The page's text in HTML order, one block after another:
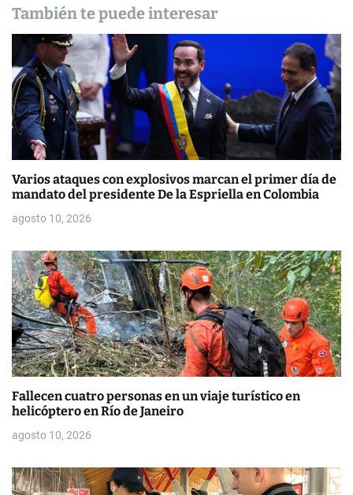
d
e
n
t
r
a
d
a
s
También te puede interesar
Varios ataques con explosivos marcan el primer día de
mandato del presidente De la Espriella en Colombia
agosto 10, 2026
Fallecen cuatro personas en un viaje turístico en
helicóptero en Río de Janeiro
agosto 10, 2026